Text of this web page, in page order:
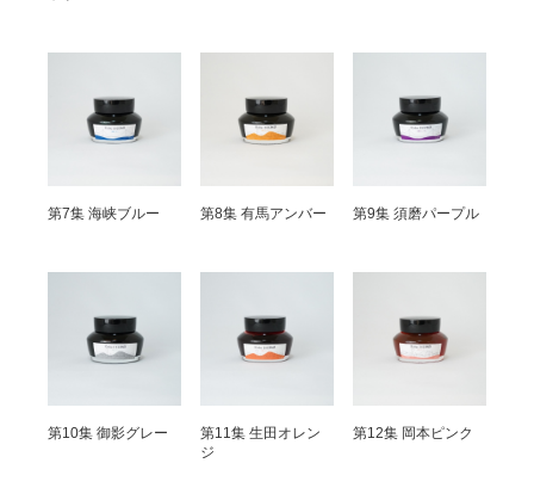
第7集 海峡ブルー 第8集 有馬アンバー 第9集 須磨パープル
第10集 御影グレー
第11集 生田オレン
ジ
第12集 岡本ピンク